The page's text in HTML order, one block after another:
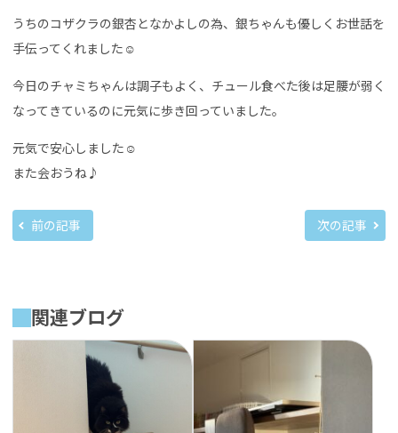
うちのコザクラの銀杏となかよしの為、銀ちゃんも優しくお世話を
手伝ってくれました☺︎
今日のチャミちゃんは調子もよく、チュール食べた後は足腰が弱く
なってきているのに元気に歩き回っていました。
元気で安心しました☺︎
また会おうね♪
前の記事 次の記事
関連ブログ